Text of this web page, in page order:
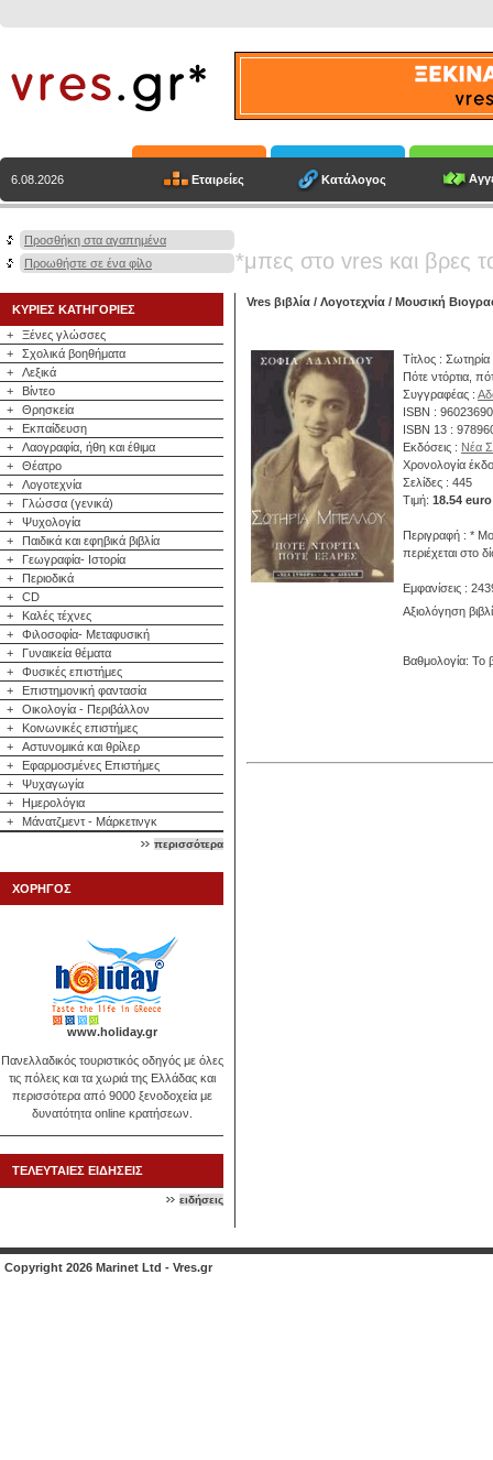
6.08.2026 Εταιρείες Κατάλογος
Προσθήκη στα αγαπημένα
Προωθήστε σε ένα φίλο
*μπες στο vres και βρες
ΚΥΡΙΕΣ ΚΑΤΗΓΟΡΙΕΣ
+
Ξένες γλώσσες
+
Σχολικά βοηθήματα
+
Λεξικά
+
Βίντεο
+
Θρησκεία
+
Εκπαίδευση
+
Λαογραφία, ήθη και έθιμα
+
Θέατρο
+
Λογοτεχνία
+
Γλώσσα (γενικά)
+
Ψυχολογία
+
Παιδικά και εφηβικά βιβλία
+
Γεωγραφία- Ιστορία
+
Περιοδικά
+
CD
+
Καλές τέχνες
+
Φιλοσοφία- Μεταφυσική
+
Γυναικεία θέματα
+
Φυσικές επιστήμες
+
Επιστημονική φαντασία
+
Οικολογία - Περιβάλλον
+
Κοινωνικές επιστήμες
+
Αστυνομικά και θρίλερ
+
Εφαρμοσμένες Επιστήμες
+
Ψυχαγωγία
+
Ημερολόγια
+
Μάνατζμεντ - Μάρκετινγκ
περισσότερα
ΧΟΡΗΓΟΣ
www.holiday.gr
Πανελλαδικός τουριστικός οδηγός με όλες
τις πόλεις και τα χωριά της Ελλάδας και
περισσότερα από 9000 ξενοδοχεία με
δυνατότητα online κρατήσεων.
ΤΕΛΕΥΤΑΙΕΣ ΕΙΔΗΣΕΙΣ
ειδήσεις
Vres βιβλία / Λογοτεχνία / Μουσική
Τίτλος :
Πότε ντόρτια,
Συγγραφέας :
ISBN :
ISBN 13 :
Εκδόσεις : Νέα
Χρονολογία
Σελίδες : 445
Τιμή: 18.54 euro
Περιγραφή : *
περιέχεται στο
Εμφανίσεις :
Αξιολόγηση
Βαθμολογία: Το
Copyright 2026 Marinet Ltd - Vres.gr